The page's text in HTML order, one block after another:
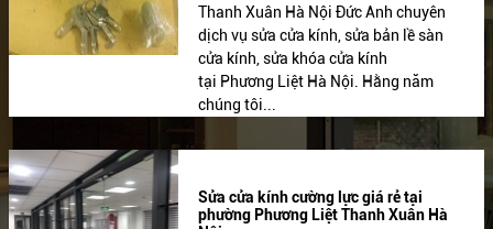
Thanh Xuân Hà Nội Đức Anh chuyên
dịch vụ sửa cửa kính, sửa bản lề sàn
cửa kính, sửa khóa cửa kính
tại Phương Liệt Hà Nội. Hằng năm
chúng tôi...
Sửa cửa kính cường lực giá rẻ tại
phường Phương Liệt Thanh Xuân Hà